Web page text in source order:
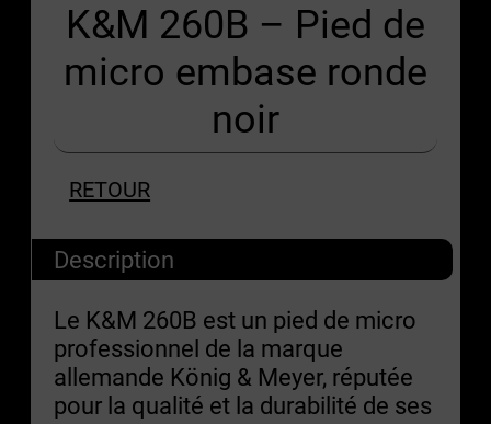
K&M 260B – Pied de
micro embase ronde
noir
RETOUR
Description
Le K&M 260B est un pied de micro
professionnel de la marque
allemande König & Meyer, réputée
pour la qualité et la durabilité de ses